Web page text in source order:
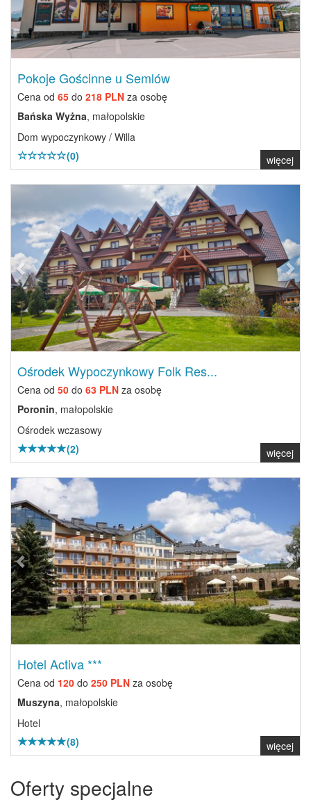
Pokoje Gościnne u Semlów
Cena od 65 do 218 PLN za osobę
Bańska Wyżna, małopolskie
Dom wypoczynkowy / Willa
(0)
więcej
Ośrodek Wypoczynkowy Folk Res...
Cena od 50 do 63 PLN za osobę
Poronin, małopolskie
Ośrodek wczasowy
(2)
więcej
Previous Next
Hotel Activa ***
Cena od 120 do 250 PLN za osobę
Muszyna, małopolskie
Hotel
(8)
więcej
Oferty specjalne